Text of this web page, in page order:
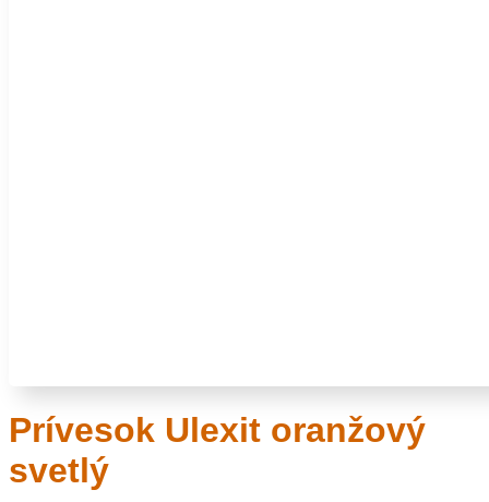
Prívesok Ulexit oranžový
svetlý